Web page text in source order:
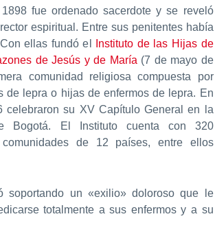
fue ordenado sacerdote y se reveló
espiritual. Entre sus penitentes había
ellas fundó el
Instituto de las Hijas de
de Jesús y de María (7 de mayo de
comunidad religiosa compuesta por
de lepra o hijas de enfermos de lepra. En
celebraron su XV Capítulo General en la
Bogotá. El Instituto cuenta con 320
de 12 países, entre ellos
soportando un «exilio» doloroso que le
totalmente a sus enfermos y a su